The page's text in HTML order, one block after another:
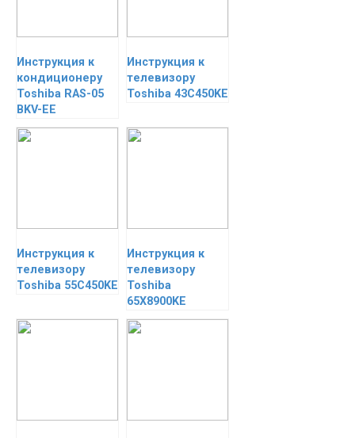
Инструкция к
кондиционеру
Toshiba RAS-05
BKV-EE
Инструкция к
телевизору
Toshiba 43C450KE
Инструкция к
телевизору
Toshiba 55C450KE
Инструкция к
телевизору
Toshiba
65X8900KE